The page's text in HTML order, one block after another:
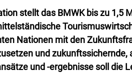
stellt das BMWK bis zu 1,5
Nationen mit den
und zukunftssichernde,
und -ergebnisse soll die